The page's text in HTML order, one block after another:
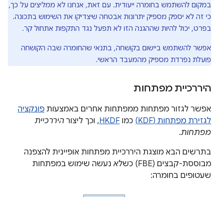
במקום להשתמש בחומרה ייעודית. עם זאת, אנחנו לא ממליצים על כך,
כי זה לא יספק מספיק יתרונות אבטחה שיצדיקו את השימוש בתכונה.
בפרט, יכול להיות שההגנה הזו לא תפעל נגד התקפות אתחול קר.
אפשר להשתמש ביישום בקושחה, בתנאי שהחומרה שבה הקושחה
פועלת נפרדת מספיק מהמעבד הראשי.
היררכיית מפתחות
אפשר לגזור מפתחות ממפתחות אחרים באמצעות פונקציה
לגזירת מפתחות (KDF)
כמו HKDF, וכך ליצור היררכיית
מפתחות.
בתרשים הבא מוצגת היררכיית מפתחות אופיינית להצפנה
מבוססת-קבצים (FBE) כש
לא נעשה שימוש במפתחות
שעטופים בחומרה: